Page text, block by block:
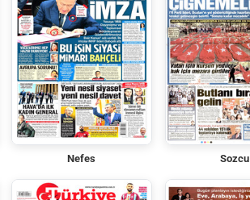
Nefes Sozcu